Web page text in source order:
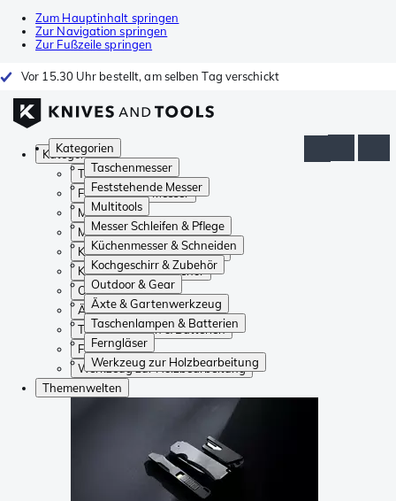
Zum Hauptinhalt springen
Zur Navigation springen
Zur Fußzeile springen
Vor 15.30 Uhr bestellt, am selben Tag verschickt
Kategorien
Taschenmesser
Feststehende Messer
Multitools
Messer Schleifen & Pflege
Küchenmesser & Schneiden
Kochgeschirr & Zubehör
Outdoor & Gear
Äxte & Gartenwerkzeug
Taschenlampen & Batterien
Ferngläser
Werkzeug zur Holzbearbeitung
Kategorien
Taschenmesser
Feststehende Messer
Multitools
Messer Schleifen & Pflege
Küchenmesser & Schneiden
Kochgeschirr & Zubehör
Outdoor & Gear
Äxte & Gartenwerkzeug
Taschenlampen & Batterien
Ferngläser
Werkzeug zur Holzbearbeitung
Themenwelten